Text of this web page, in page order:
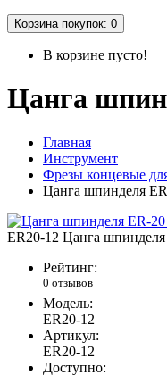
Корзинапокупок: 0
В корзине пусто!
Цанга
Главная
Инструмент
Фрезы концевые
Цанга шпинделя
ER20-12 Цанга
Рейтинг:
0 отзывов
Модель:
ER20-12
Артикул:
ER20-12
Доступно: